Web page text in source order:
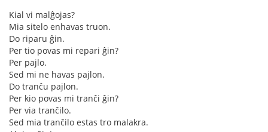
Kial vi malĝojas?
Mia sitelo enhavas truon.
Do riparu ĝin.
Per tio povas mi repari ĝin?
Per pajlo.
Sed mi ne havas pajlon.
Do tranĉu pajlon.
Per kio povas mi tranĉi ĝin?
Per via tranĉilo.
Sed mia tranĉilo estas tro malakra.